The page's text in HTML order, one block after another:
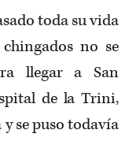
toda su vida
no se
llegar a San
de la Trini,
se puso todavía